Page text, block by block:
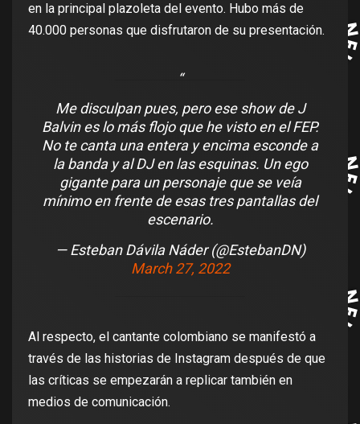
en la principal plazoleta del evento. Hubo más de
40.000 personas que disfrutaron de su presentación.
Me disculpan pues, pero ese show de J
Balvin es lo más flojo que he visto en el FEP.
No te canta una entera y encima esconde a
la banda y al DJ en las esquinas. Un ego
gigante para un personaje que se veía
mínimo en frente de esas tres pantallas del
escenario.
— Esteban Dávila Náder (@EstebanDN)
March 27, 2022
Al respecto, el cantante colombiano se manifestó a
través de las historias de Instagram después de que
las críticas se empezarán a replicar también en
medios de comunicación.